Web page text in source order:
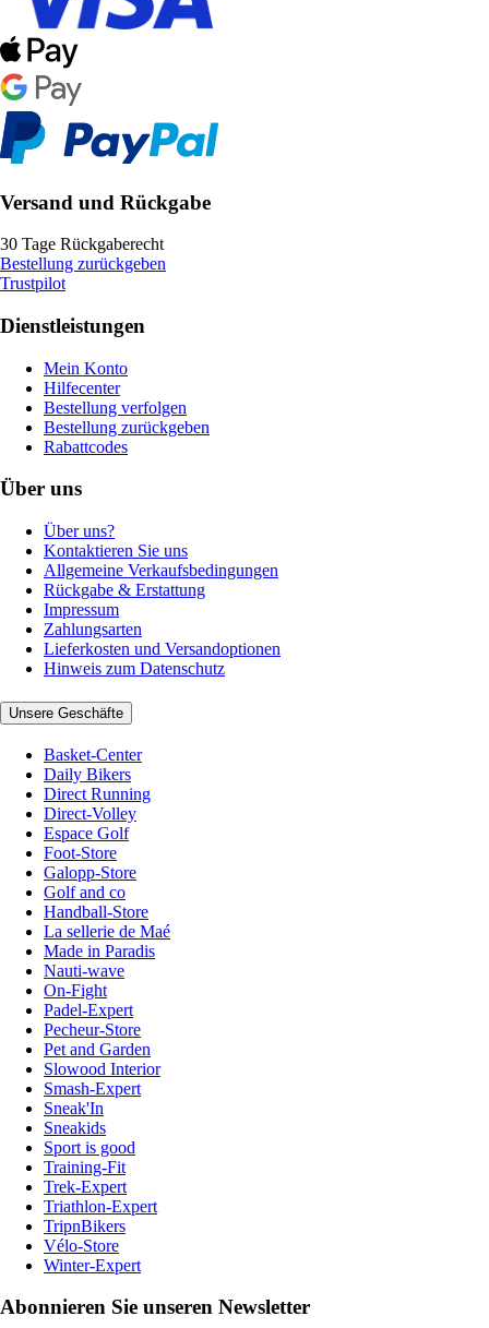
Versand und Rückgabe
30 Tage Rückgaberecht
Bestellung zurückgeben
Trustpilot
Dienstleistungen
Mein Konto
Hilfecenter
Bestellung verfolgen
Bestellung zurückgeben
Rabattcodes
Über uns
Über uns?
Kontaktieren Sie uns
Allgemeine Verkaufsbedingungen
Rückgabe & Erstattung
Impressum
Zahlungsarten
Lieferkosten und Versandoptionen
Hinweis zum Datenschutz
Unsere Geschäfte
Basket-Center
Daily Bikers
Direct Running
Direct-Volley
Espace Golf
Foot-Store
Galopp-Store
Golf and co
Handball-Store
La sellerie de Maé
Made in Paradis
Nauti-wave
On-Fight
Padel-Expert
Pecheur-Store
Pet and Garden
Slowood Interior
Smash-Expert
Sneak'In
Sneakids
Sport is good
Training-Fit
Trek-Expert
Triathlon-Expert
TripnBikers
Vélo-Store
Winter-Expert
Abonnieren Sie unseren Newsletter